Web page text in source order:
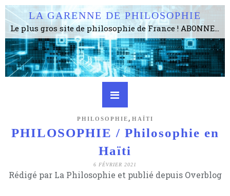
LA GARENNE DE PHILOSOPHIE
Le plus gros site de philosophie de France ! ABONNEZ-VOUS ! 4115 Articles, 1634 abonné·e·s, depuis 2006 . . . . . . . . 2 852 214 pages vues jusqu'à présent. Prestance et être apte à un plus grand nombre de choses.
PHILOSOPHIE , HAÏTI
PHILOSOPHIE / Philosophie en
Haïti
6 FÉVRIER 2021
Rédigé par La Philosophie et publié depuis Overblog